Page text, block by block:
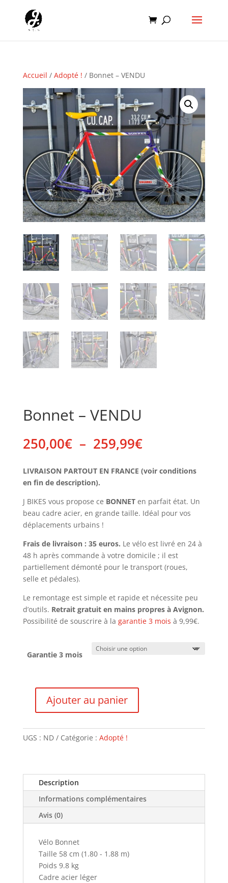
Accueil / Adopté ! / Bonnet – VENDU
Bonnet – VENDU
250,00€ – 259,99€Plage
de
prix :
250,00€
259,99€
LIVRAISON PARTOUT EN FRANCE (voir conditions
en fin de description).
J BIKES vous propose ce BONNET en parfait état. Un
beau cadre acier, en grande taille. Idéal pour vos
déplacements urbains !
Frais de livraison : 35 euros. Le vélo est livré en 24 à
48 h après commande à votre domicile ; il est
partiellement démonté pour le transport (roues,
selle et pédales).
Le remontage est simple et rapide et nécessite peu
d’outils. Retrait gratuit en mains propres à Avignon.
Possibilité de souscrire à la garantie 3 mois à 9,99€.
Garantie 3 mois
quantité
Bonnet
-
Ajouter au panier
UGS : ND Catégorie : Adopté !
Description
Informations complémentaires
Avis (0)
Vélo Bonnet
Taille 58 cm (1.80 - 1.88 m)
Poids 9.8 kg
Cadre acier léger